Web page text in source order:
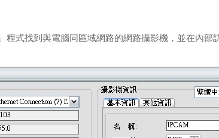
」程式找到與電腦同區域網路的網路攝影機，並在內